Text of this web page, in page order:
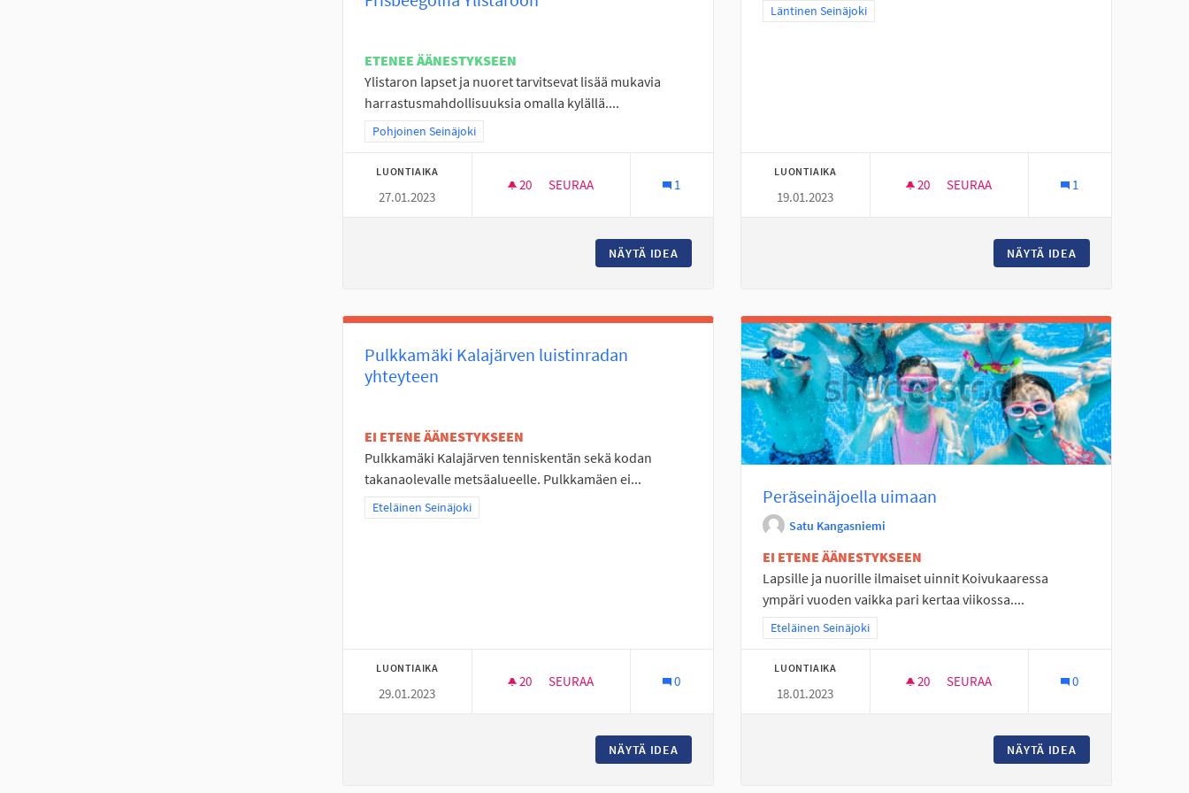
ETENEE ÄÄNESTYKSEEN
Ylistaron lapset ja nuoret tarvitsevat lisää mukavia
harrastusmahdollisuuksia omalla kylällä....
Rajaa tulokset teeman mukaan: Pohjoinen Seinäjoki
Pohjoinen Seinäjoki
LUONTIAIKA
27.01.2023
20 20 SEURAAJAA
SEURAA 1
NÄYTÄ IDEA
Rajaa tulokset teeman mukaan: Läntinen Seinäjoki
Läntinen Seinäjoki
LUONTIAIKA
19.01.2023
20 20 SEURAAJAA
SEURAA 1
NÄYTÄ IDEA
Pulkkamäki Kalajärven luistinradan
yhteyteen
EI ETENE ÄÄNESTYKSEEN
Pulkkamäki Kalajärven tenniskentän sekä kodan
takanaolevalle metsäalueelle. Pulkkamäen ei...
Rajaa tulokset teeman mukaan: Eteläinen Seinäjoki
Eteläinen Seinäjoki
LUONTIAIKA
29.01.2023
20 20 SEURAAJAA
SEURAA
PULKKAMÄKI KALAJÄRVEN LUISTINRADAN YHTEYTEEN
0
NÄYTÄ IDEA
Peräseinäjoella uimaan
Satu Kangasniemi
EI ETENE ÄÄNESTYKSEEN
Lapsille ja nuorille ilmaiset uinnit Koivukaaressa
ympäri vuoden vaikka pari kertaa viikossa....
Rajaa tulokset teeman mukaan: Eteläinen Seinäjoki
Eteläinen Seinäjoki
LUONTIAIKA
18.01.2023
20 20 SEURAAJAA
SEURAA 0
NÄYTÄ IDEA